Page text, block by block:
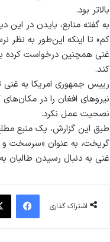
بالاتر بود.
به گفته منابع، بایدن در
کم» تا اینکه این‌طور به نظر
غنی همچنین درخواست کرده‌
کند.
رییس جمهوری امریکا به غنی
نیروهای افغان را در
نصحیت عمل نکرد.
طبق این گزارش، یک منبع
گریخت، به عنوان «سرسخت و
غنی به دنبال رسیدن طالبان
اشتراک گذاری
فیس بوک